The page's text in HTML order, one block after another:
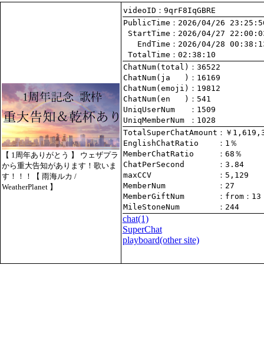
【 1周年ありがとう 】 ウェザプラ
から重大告知があります！歌いま
す！！！【 雨海ルカ /
WeatherPlanet 】
videoID：9qrF8IqGBRE
PublicTime
StartTime
   EndTime
TotalTime ：02:38:10
ChatNum(total)
ChatNum(ja   )
ChatNum(emoji)
ChatNum(en   )
UniqUserNum
：1509
UniqMemberNum
：1028
TotalSuperChatAmount
EnglishChatRatio
MemberChatRatio
ChatPerSecond
maxCCV
：5,129
MemberNum
：27
MemberGiftNum
： from ：13
MileStoneNum
：244
chat(1)
SuperChat
playboard(other site)